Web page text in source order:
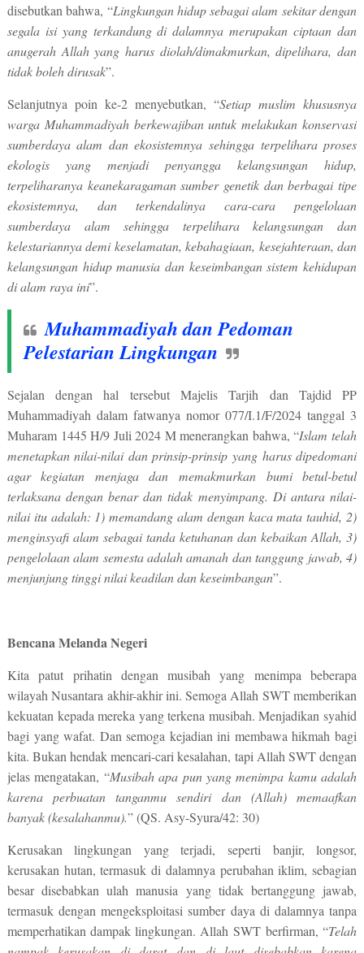
disebutkan bahwa, “Lingkungan hidup sebagai alam sekitar dengan
segala isi yang terkandung di dalamnya merupakan ciptaan dan
anugerah Allah yang harus diolah/dimakmurkan, dipelihara, dan
tidak boleh dirusak”.
Selanjutnya poin ke-2 menyebutkan, “Setiap muslim khususnya
warga Muhammadiyah berkewajiban untuk melakukan konservasi
sumberdaya alam dan ekosistemnya sehingga terpelihara proses
ekologis yang menjadi penyangga kelangsungan hidup,
terpeliharanya keanekaragaman sumber genetik dan berbagai tipe
ekosistemnya, dan terkendalinya cara-cara pengelolaan
sumberdaya alam sehingga terpelihara kelangsungan dan
kelestariannya demi keselamatan, kebahagiaan, kesejahteraan, dan
kelangsungan hidup manusia dan keseimbangan sistem kehidupan
di alam raya ini”.
Muhammadiyah dan Pedoman
Pelestarian Lingkungan
Sejalan dengan hal tersebut Majelis Tarjih dan Tajdid PP
Muhammadiyah dalam fatwanya nomor 077/I.1/F/2024 tanggal 3
Muharam 1445 H/9 Juli 2024 M menerangkan bahwa, “Islam telah
menetapkan nilai-nilai dan prinsip-prinsip yang harus dipedomani
agar kegiatan menjaga dan memakmurkan bumi betul-betul
terlaksana dengan benar dan tidak menyimpang. Di antara nilai-
nilai itu adalah: 1) memandang alam dengan kaca mata tauhid, 2)
menginsyafi alam sebagai tanda ketuhanan dan kebaikan Allah, 3)
pengelolaan alam semesta adalah amanah dan tanggung jawab, 4)
menjunjung tinggi nilai keadilan dan keseimbangan”.
Bencana Melanda Negeri
Kita patut prihatin dengan musibah yang menimpa beberapa
wilayah Nusantara akhir-akhir ini. Semoga Allah SWT memberikan
kekuatan kepada mereka yang terkena musibah. Menjadikan syahid
bagi yang wafat. Dan semoga kejadian ini membawa hikmah bagi
kita. Bukan hendak mencari-cari kesalahan, tapi Allah SWT dengan
jelas mengatakan, “Musibah apa pun yang menimpa kamu adalah
karena perbuatan tanganmu sendiri dan (Allah) memaafkan
banyak (kesalahanmu).” (QS. Asy-Syura/42: 30)
Kerusakan lingkungan yang terjadi, seperti banjir, longsor,
kerusakan hutan, termasuk di dalamnya perubahan iklim, sebagian
besar disebabkan ulah manusia yang tidak bertanggung jawab,
termasuk dengan mengeksploitasi sumber daya di dalamnya tanpa
memperhatikan dampak lingkungan. Allah SWT berfirman, “Telah